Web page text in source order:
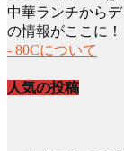
イ
ブ
中華ランチから
の情報がここに！
- 80Cについて
人気の投稿